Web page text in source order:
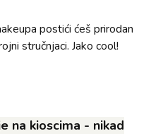
postići ćeš prirodan
stručnjaci. Jako cool!
na kioscima - nikad